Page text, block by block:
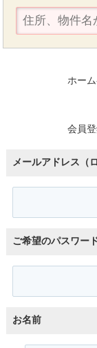
ホー
会員
メールアドレス（
ご希望のパスワー
お名前